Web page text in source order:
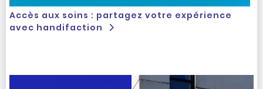
Accès aux soins : partagez votre expérience
avec handifaction